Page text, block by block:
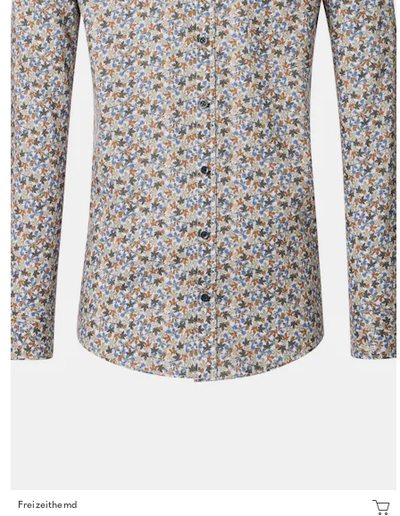
Freizeithemd